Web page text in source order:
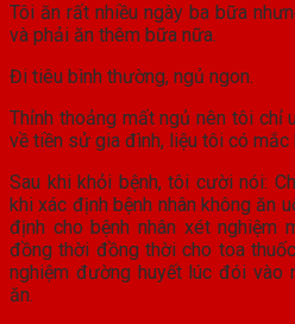
Tôi ăn rất nhiều ngày ba bữa
và phải ăn thêm bữa nữa.
Đi tiêu bình thường, ngủ ngon.
Thỉnh thoảng mất ngủ nên tôi chỉ
về tiền sử gia đình, liệu tôi có mắc
Sau khi khỏi bệnh, tôi cười nói:
khi xác định bệnh nhân không ăn
định cho bệnh nhân xét nghiệm
đồng thời đồng thời cho toa
nghiệm đường huyết lúc đói vào
ăn.